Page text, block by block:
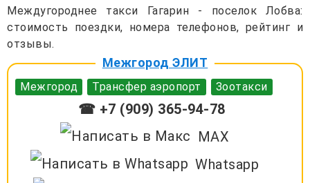
Междугороднее такси Гагарин - поселок Лобва:
стоимость поездки, номера телефонов, рейтинг и
отзывы.
Межгород ЭЛИТ
Межгород Трансфер аэропорт Зоотакси
☎ +7 (909) 365-94-78
MAX
Whatsapp